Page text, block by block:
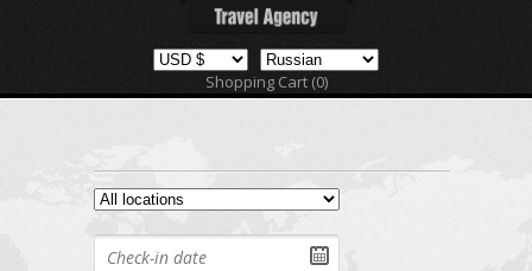
Shopping Cart (0)